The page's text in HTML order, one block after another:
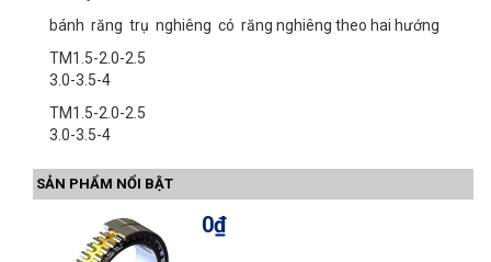
bánh răng trụ nghiêng có răng nghiêng theo hai hướng
TM1.5-2.0-2.5
3.0-3.5-4
TM1.5-2.0-2.5
3.0-3.5-4
SẢN PHẨM NỔI BẬT
0₫